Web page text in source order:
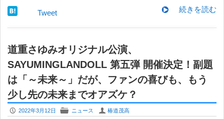
続きを読む
Tweet
道重さゆみオリジナル公演、
SAYUMINGLANDOLL 第五弾 開催決定！副題
は「～未来～」だが、ファンの喜びも、もう
少し先の未来までオアズケ？
P 2022年3月12日 F ニュース U 椿道茂高